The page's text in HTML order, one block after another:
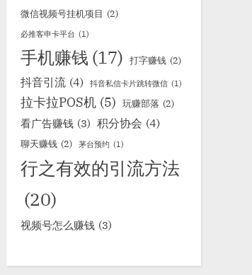
微信视频号挂机项目 (2)
必推客申卡平台 (1)
手机赚钱 (17) 打字赚钱 (2)
抖音引流 (4) 抖音私信卡片跳转微信 (1)
拉卡拉POS机 (5) 玩赚部落 (2)
看广告赚钱 (3) 积分协会 (4)
聊天赚钱 (2) 茅台预约 (1)
行之有效的引流方法
(20)
视频号怎么赚钱 (3)